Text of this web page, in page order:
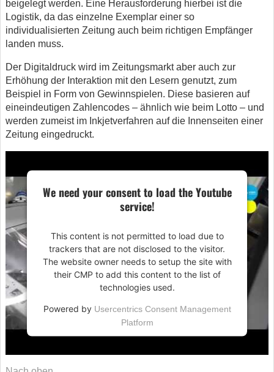
beigelegt werden. Eine Herausforderung hierbei ist die
Logistik, da das einzelne Exemplar einer so
individualisierten Zeitung auch beim richtigen Empfänger
landen muss.
Der Digitaldruck wird im Zeitungsmarkt aber auch zur
Erhöhung der Interaktion mit den Lesern genutzt, zum
Beispiel in Form von Gewinnspielen. Diese basieren auf
eineindeutigen Zahlencodes – ähnlich wie beim Lotto – und
werden zumeist im Inkjetverfahren auf die Innenseiten einer
Zeitung eingedruckt.
We need your consent to load the Youtube
service!
This content is not permitted to load due to
trackers that are not disclosed to the visitor.
The website owner needs to setup the site with
their CMP to add this content to the list of
technologies used.
Powered by Usercentrics Consent Management
Platform